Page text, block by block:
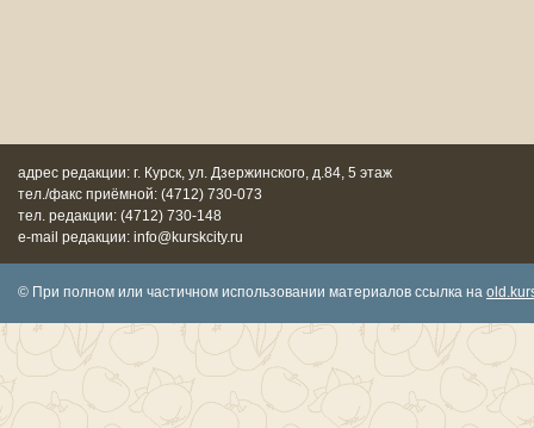
адрес редакции: г. Курск, ул. Дзержинского, д.84, 5 этаж
тел./факс приёмной: (4712) 730-073
тел. редакции: (4712) 730-148
e-mail редакции: info@kurskcity.ru
© При полном или частичном использовании материалов ссылка на